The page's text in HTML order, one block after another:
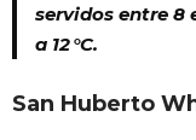
servidos entre 8
a 12 °C.
San Huberto